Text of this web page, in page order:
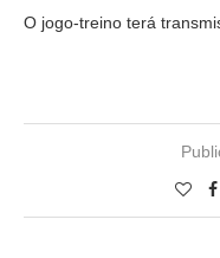
O jogo-treino terá